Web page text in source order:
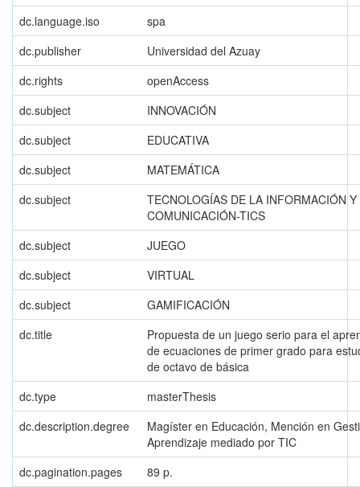
dc.language.iso
spa
dc.publisher
Universidad del Azuay
dc.rights
openAccess
dc.subject
INNOVACIÓN
dc.subject
EDUCATIVA
dc.subject
MATEMÁTICA
dc.subject
TECNOLOGÍAS DE LA INFORMACIÓN Y
COMUNICACIÓN-TICS
dc.subject
JUEGO
dc.subject
VIRTUAL
dc.subject
GAMIFICACIÓN
dc.title
Propuesta de un juego serio para el
de ecuaciones de primer grado para
de octavo de básica
dc.type
masterThesis
dc.description.degree
Magíster en Educación, Mención en
Aprendizaje mediado por TIC
dc.pagination.pages
89 p.